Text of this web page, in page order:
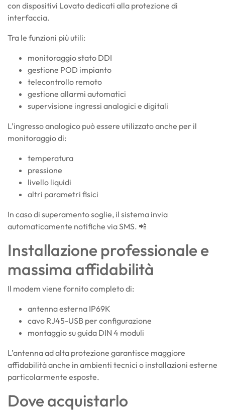
con dispositivi Lovato dedicati alla protezione di
interfaccia.
Tra le funzioni più utili:
monitoraggio stato DDI
gestione POD impianto
telecontrollo remoto
gestione allarmi automatici
supervisione ingressi analogici e digitali
L’ingresso analogico può essere utilizzato anche per il
monitoraggio di:
temperatura
pressione
livello liquidi
altri parametri fisici
In caso di superamento soglie, il sistema invia
automaticamente notifiche via SMS. 📲
Installazione professionale e
massima affidabilità
Il modem viene fornito completo di:
antenna esterna IP69K
cavo RJ45-USB per configurazione
montaggio su guida DIN 4 moduli
L’antenna ad alta protezione garantisce maggiore
affidabilità anche in ambienti tecnici o installazioni esterne
particolarmente esposte.
Dove acquistarlo